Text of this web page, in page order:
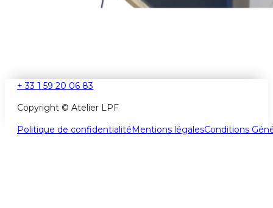
+ 33 1 59 20 06 83
Copyright © Atelier LPF
Politique de confidentialitéMentions légalesConditions